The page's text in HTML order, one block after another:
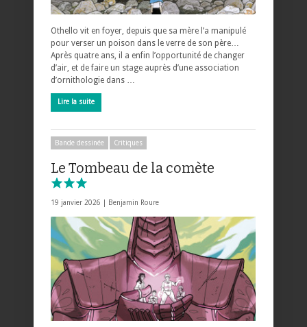
Othello vit en foyer, depuis que sa mère l’a manipulé
pour verser un poison dans le verre de son père…
Après quatre ans, il a enfin l’opportunité de changer
d’air, et de faire un stage auprès d’une association
d’ornithologie dans …
Lire la suite
Bande dessinée Critiques
Le Tombeau de la comète
19 janvier 2026 | Benjamin Roure